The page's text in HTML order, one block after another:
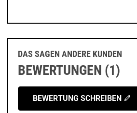
DAS SAGEN ANDERE KUNDEN
BEWERTUNGEN (1)
BEWERTUNG SCHREIBEN